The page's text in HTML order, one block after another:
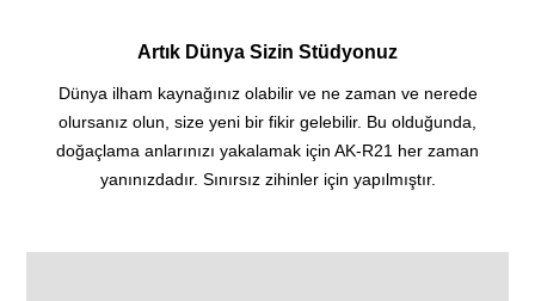
Artık Dünya Sizin Stüdyonuz
Dünya ilham kaynağınız olabilir ve ne zaman ve nerede
olursanız olun, size yeni bir fikir gelebilir. Bu olduğunda,
doğaçlama anlarınızı yakalamak için AK-R21 her zaman
yanınızdadır. Sınırsız zihinler için yapılmıştır.